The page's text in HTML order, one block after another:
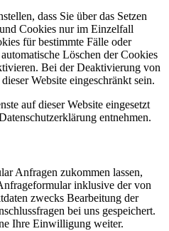
dass Sie über das Setzen
Cookies nur im Einzelfall
für bestimmte Fälle oder
Löschen der Cookies
Bei der Deaktivierung von
Website eingeschränkt sein.
auf dieser Website eingesetzt
entnehmen.
Anfragen zukommen lassen,
inklusive der von
zwecks Bearbeitung der
bei uns gespeichert.
Ihre Einwilligung weiter.